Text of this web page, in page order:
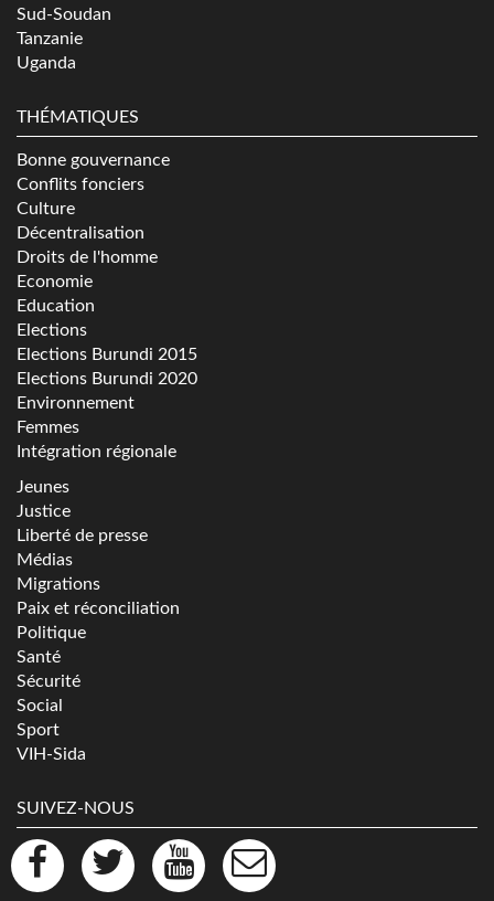
Sud-Soudan
Tanzanie
Uganda
THÉMATIQUES
Bonne gouvernance
Conflits fonciers
Culture
Décentralisation
Droits de l'homme
Economie
Education
Elections
Elections Burundi 2015
Elections Burundi 2020
Environnement
Femmes
Intégration régionale
Jeunes
Justice
Liberté de presse
Médias
Migrations
Paix et réconciliation
Politique
Santé
Sécurité
Social
Sport
VIH-Sida
SUIVEZ-NOUS